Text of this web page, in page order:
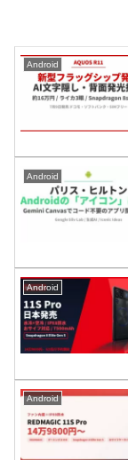
Android
Android
Android
Android